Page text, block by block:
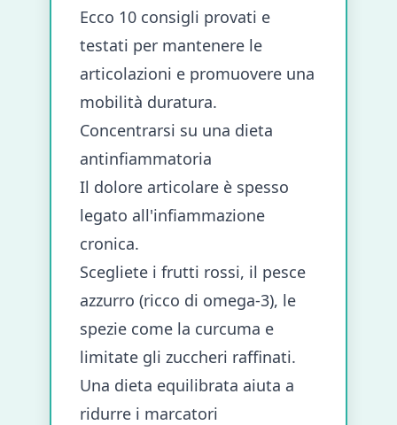
Ecco 10 consigli provati e
testati per mantenere le
articolazioni e promuovere una
mobilità duratura.
Concentrarsi su una dieta
antinfiammatoria
Il dolore articolare è spesso
legato all'infiammazione
cronica.
Scegliete i frutti rossi, il pesce
azzurro (ricco di omega-3), le
spezie come la curcuma e
limitate gli zuccheri raffinati.
Una dieta equilibrata aiuta a
ridurre i marcatori